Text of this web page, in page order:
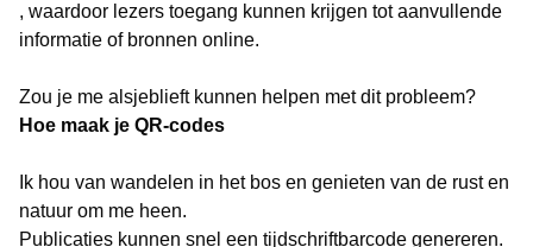
, waardoor lezers toegang kunnen krijgen tot aanvullende
informatie of bronnen online.
Zou je me alsjeblieft kunnen helpen met dit probleem?
Hoe maak je QR-codes
Ik hou van wandelen in het bos en genieten van de rust en
natuur om me heen.
Publicaties kunnen snel een tijdschriftbarcode genereren.